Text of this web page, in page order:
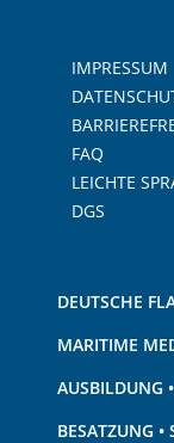
IMPRESSUM
FAQ
LEICHTE
DGS
DEUTSCHE
MARITIME
AUSBILDUNG
BESATZUNG •